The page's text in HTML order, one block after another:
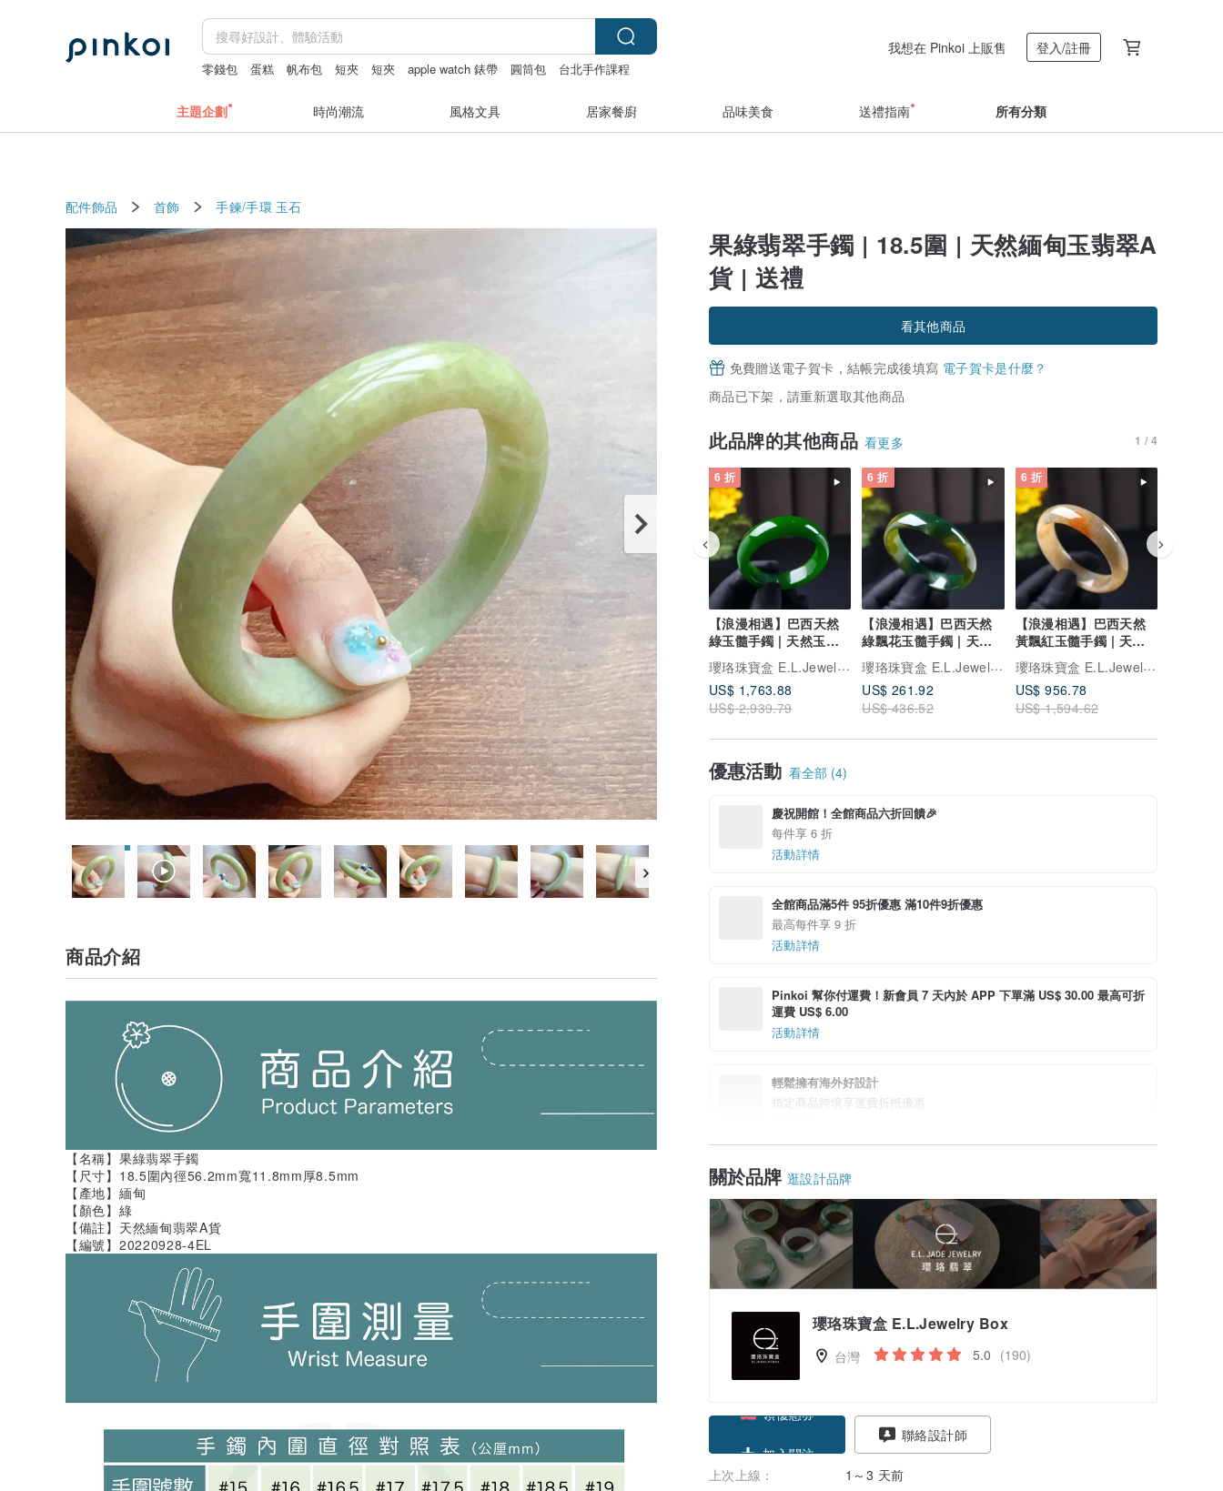
零錢包 蛋糕 帆布包 短夾 短夾 apple watch 錶帶 圓筒包 台北手作課程
我想在 Pinkoi 上販售 登入/註冊
主題企劃 時尚潮流 風格文具 居家餐廚 品味美食 送禮指南 所有分類
配件飾品 首飾 手鍊/手環 玉石
果綠翡翠手鐲 | 18.5圍 | 天然緬甸玉翡翠A
貨 | 送禮
看其他商品
免費贈送電子賀卡，結帳完成後填寫 電子賀卡是什麼？
商品已下架，請重新選取其他商品
此品牌的其他商品 看更多 1 / 4
6 折
【浪漫相遇】巴西天然
綠玉髓手鐲 | 天然玉髓 |
送禮
瓔珞珠寶盒 E.L.Jewelry Box
US$ 1,763.88
US$ 2,939.79
6 折
【浪漫相遇】巴西天然
綠飄花玉髓手鐲 | 天然
玉髓 | 送禮
瓔珞珠寶盒 E.L.Jewelry Box
US$ 261.92
US$ 436.52
6 折
【浪漫相遇】巴西天然
黃飄紅玉髓手鐲 | 天然
玉髓 | 送禮
瓔珞珠寶盒 E.L.Jewelry Box
US$ 956.78
US$ 1,594.62
優惠活動 看全部 (4)
慶祝開館！全館商品六折回饋🎉
每件享 6 折
活動詳情
全館商品滿5件 95折優惠 滿10件9折優惠
最高每件享 9 折
活動詳情
Pinkoi 幫你付運費！新會員 7 天內於 APP 下單滿 US$ 30.00 最高可折
運費 US$ 6.00
活動詳情
輕鬆擁有海外好設計
指定商品跨境享運費折抵優惠
關於品牌 逛設計品牌
瓔珞珠寶盒 E.L.Jewelry Box
台灣 5.0 (190)
加入關注
聯絡設計師
上次上線：
1～3 天前
商品介紹
【名稱】果綠翡翠手鐲
【尺寸】18.5圍內徑56.2mm寬11.8mm厚8.5mm
【產地】緬甸
【顏色】綠
【備註】天然緬甸翡翠A貨
【編號】20220928-4EL